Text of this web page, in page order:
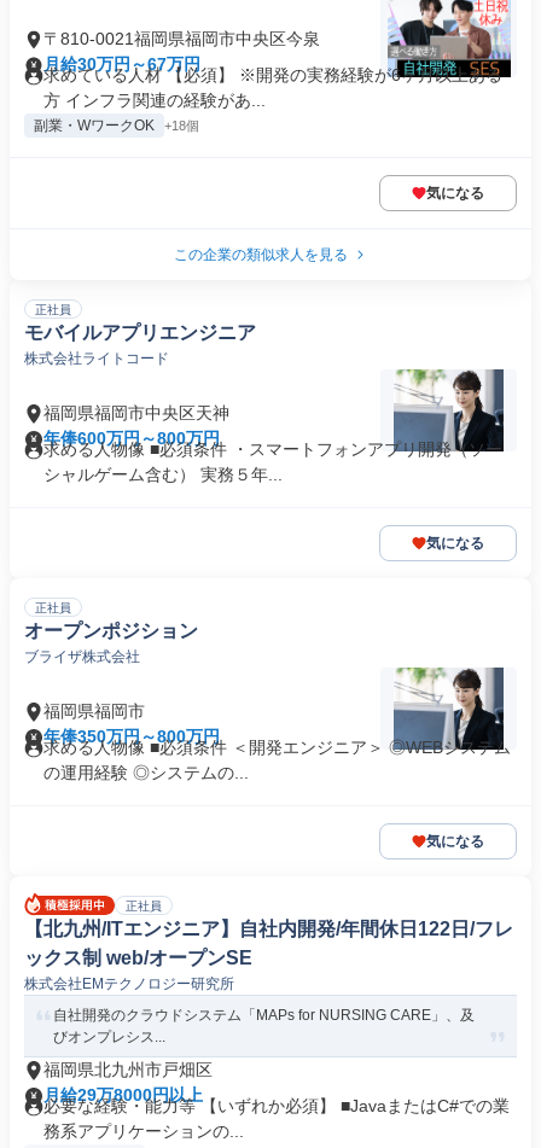
〒810-0021福岡県福岡市中央区今泉
月給30万円～67万円
求めている人材 【必須】 ※開発の実務経験が6ヶ月以上ある
方 インフラ関連の経験があ...
副業・WワークOK +18個
気になる
この企業の類似求人を見る
正社員
モバイルアプリエンジニア
株式会社ライトコード
福岡県福岡市中央区天神
年俸600万円～800万円
求める人物像 ■必須条件 ・スマートフォンアプリ開発（ソー
シャルゲーム含む） 実務５年...
気になる
正社員
オープンポジション
ブライザ株式会社
福岡県福岡市
年俸350万円～800万円
求める人物像 ■必須条件 ＜開発エンジニア＞ ◎WEBシステム
の運用経験 ◎システムの...
気になる
正社員
【北九州/ITエンジニア】自社内開発/年間休日122日/フレ
ックス制 web/オープンSE
株式会社EMテクノロジー研究所
自社開発のクラウドシステム「MAPs for NURSING CARE」、及
びオンプレシス...
福岡県北九州市戸畑区
月給29万8000円以上
必要な経験・能力等 【いずれか必須】 ■JavaまたはC#での業
務系アプリケーションの...